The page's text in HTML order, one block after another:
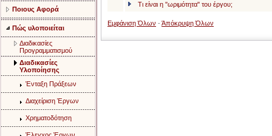
Ποιους Αφορά
Πώς υλοποιείται
Διαδικασίες
Προγραμματισμού
Διαδικασίες
Υλοποίησης
Ένταξη Πράξεων
Διαχείριση Έργων
Χρηματοδότηση
Τι είναι η ''ωριμότητα'' του έργου;
Εμφάνιση Όλων - Άπόκρυψη Όλων